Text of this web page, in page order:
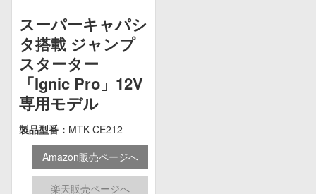
スーパーキャパシ
タ搭載 ジャンプ
スターター
「Ignic Pro」12V
専用モデル
製品型番： MTK-CE212
Amazon販売ページへ
楽天販売ページへ